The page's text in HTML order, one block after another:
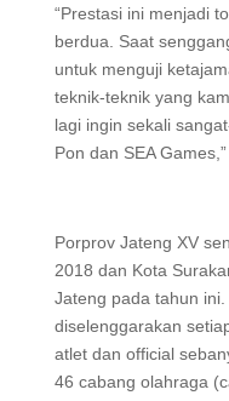
“Prestasi ini menjadi
berdua. Saat
untuk menguji
teknik-teknik yang
lagi ingin sekali
Pon dan SEA
Porprov Jateng XV
2018 dan Kota
Jateng pada tahun
diselenggarakan
atlet dan official
46 cabang olahraga